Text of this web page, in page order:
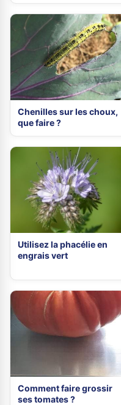
Chenilles sur les choux,
que faire ?
Utilisez la phacélie en
engrais vert
Comment faire grossir
ses tomates ?